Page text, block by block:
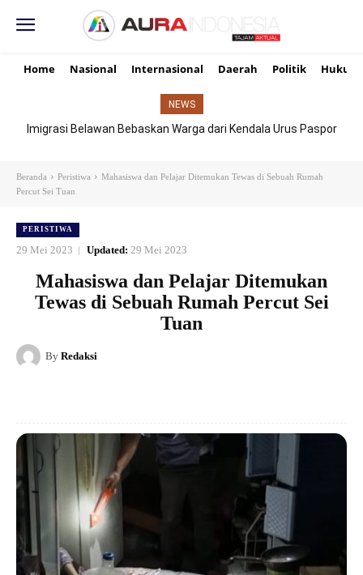
Home Nasional Internasional Daerah Politik Hukum
NEWS
Imigrasi Belawan Bebaskan Warga dari Kendala Urus Paspor
Beranda Peristiwa
Mahasiswa dan Pelajar Ditemukan Tewas di Sebuah Rumah
Percut Sei Tuan
PERISTIWA
29 Mei 2023 Updated: 29 Mei 2023
Mahasiswa dan Pelajar Ditemukan
Tewas di Sebuah Rumah Percut Sei
Tuan
By Redaksi